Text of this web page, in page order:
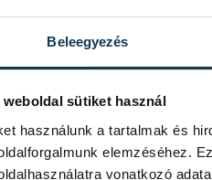
Beleegyezés
weboldal sütiket használ
használunk a tartalmak és
elemzéséhez.
vonatkozó
válik
kínálatát a
Az aktuális
fejlesztésekről
A
már